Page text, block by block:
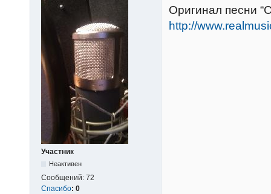
Участник
Неактивен
Сообщений: 72
Спасибо: 0
Оригинал песни
http://